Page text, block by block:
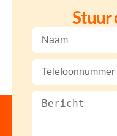
Stuur